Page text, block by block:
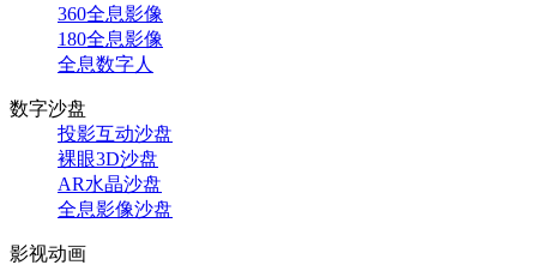
360全息影像
180全息影像
全息数字人
数字沙盘
投影互动沙盘
裸眼3D沙盘
AR水晶沙盘
全息影像沙盘
影视动画